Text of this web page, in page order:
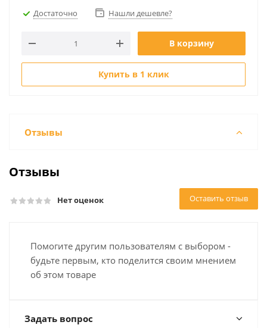
Достаточно Нашли дешевле?
В корзину
Купить в 1 клик
Отзывы
Отзывы
Нет оценок Оставить отзыв
Помогите другим пользователям с выбором -
будьте первым, кто поделится своим мнением
об этом товаре
Задать вопрос